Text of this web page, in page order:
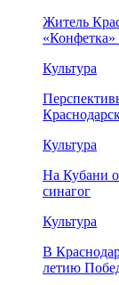
Житель
Культура
Культура
На Кубани
синагог
Культура
В
летию